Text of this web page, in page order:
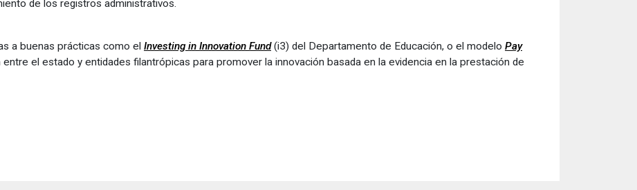
de los registros administrativos.
a buenas prácticas como el Investing in Innovation Fund(i3) del Departamento de Educación, o el modelo Pay
el estado y entidades filantrópicas para promover la innovación basada en la evidencia en la prestación de